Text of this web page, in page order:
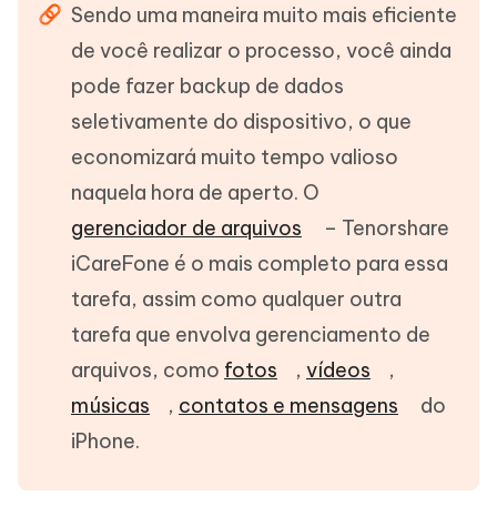
Sendo uma maneira muito mais eficiente
de você realizar o processo, você ainda
pode fazer backup de dados
seletivamente do dispositivo, o que
economizará muito tempo valioso
naquela hora de aperto. O
gerenciador de arquivos
– Tenorshare
iCareFone é o mais completo para essa
tarefa, assim como qualquer outra
tarefa que envolva gerenciamento de
arquivos, como fotos , vídeos
,
músicas
, contatos e mensagens
do
iPhone.